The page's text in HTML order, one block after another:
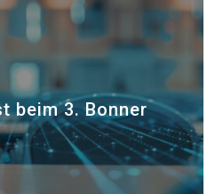
beim 3. Bonner